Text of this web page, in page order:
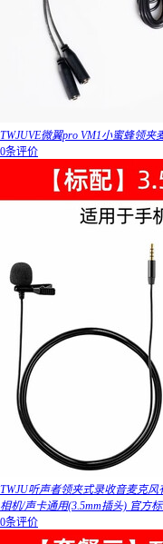
TWJUVE微翼pro VM1小蜜蜂领
0条评价
TWJU听声者领夹式录收音麦克
相机/声卡通用(3.5mm插头) 官方
0条评价